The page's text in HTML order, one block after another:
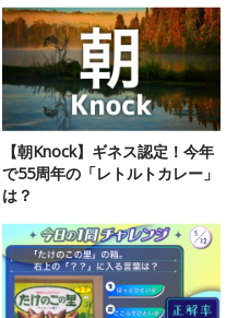
【朝Knock】ギネス認定！今年
で55周年の「レトルトカレー」
は？